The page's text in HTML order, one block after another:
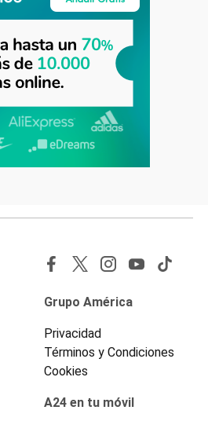
Grupo América
Privacidad
Términos y Condiciones
Cookies
A24 en tu móvil